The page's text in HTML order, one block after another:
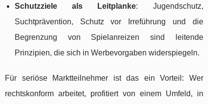
Schutzziele als Leitplanke: Jugendschutz,
Suchtprävention, Schutz vor Irreführung und die
Begrenzung von Spielanreizen sind leitende
Prinzipien, die sich in Werbevorgaben widerspiegeln.
Für seriöse Marktteilnehmer ist das ein Vorteil: Wer
rechtskonform arbeitet, profitiert von einem Umfeld, in